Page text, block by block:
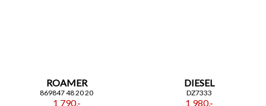
ROAMER
869847 48 20 20
1 790,-
DIESEL
DZ7333
1 980,-